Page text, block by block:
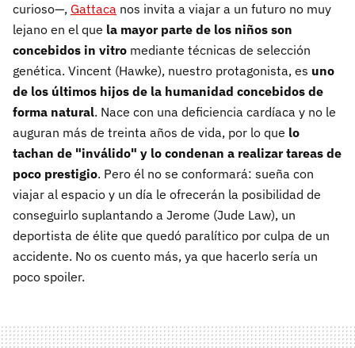
curioso—, Gattaca nos invita a viajar a un futuro no muy
lejano en el que la mayor parte de los niños son
concebidos in vitro mediante técnicas de selección
genética. Vincent (Hawke), nuestro protagonista, es uno
de los últimos hijos de la humanidad concebidos de
forma natural. Nace con una deficiencia cardíaca y no le
auguran más de treinta años de vida, por lo que lo
tachan de "inválido" y lo condenan a realizar tareas de
poco prestigio. Pero él no se conformará: sueña con
viajar al espacio y un día le ofrecerán la posibilidad de
conseguirlo suplantando a Jerome (Jude Law), un
deportista de élite que quedó paralítico por culpa de un
accidente. No os cuento más, ya que hacerlo sería un
poco spoiler.